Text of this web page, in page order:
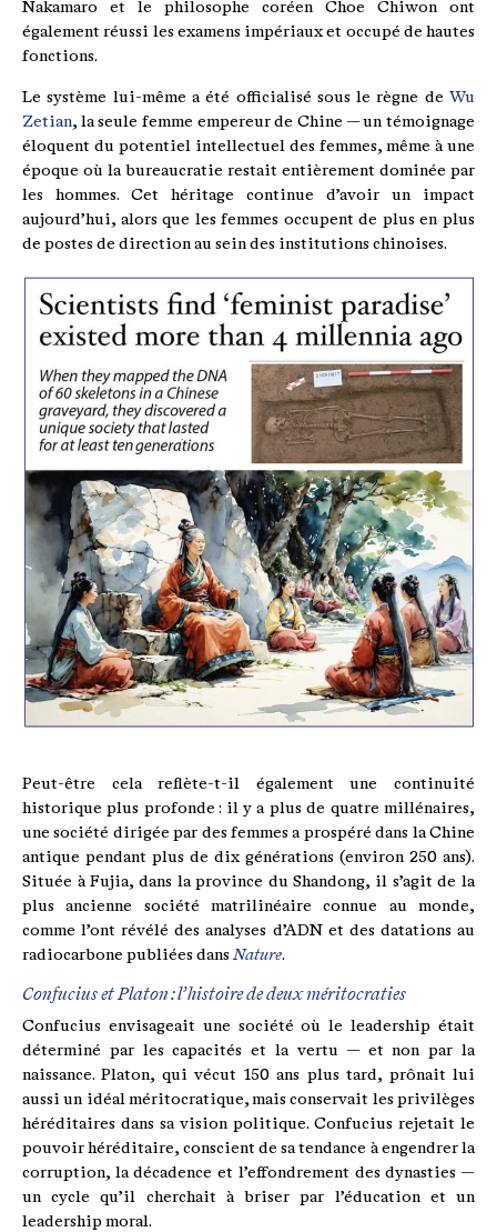
Nakamaro et le philosophe coréen Choe Chiwon ont
également réussi les examens impériaux et occupé de hautes
fonctions.
Le système lui-même a été officialisé sous le règne de Wu
Zetian, la seule femme empereur de Chine — un témoignage
éloquent du potentiel intellectuel des femmes, même à une
époque où la bureaucratie restait entièrement dominée par
les hommes. Cet héritage continue d’avoir un impact
aujourd’hui, alors que les femmes occupent de plus en plus
de postes de direction au sein des institutions chinoises.
Peut-être cela reflète-t-il également une continuité
historique plus profonde : il y a plus de quatre millénaires,
une société dirigée par des femmes a prospéré dans la Chine
antique pendant plus de dix générations (environ 250 ans).
Située à Fujia, dans la province du Shandong, il s’agit de la
plus ancienne société matrilinéaire connue au monde,
comme l’ont révélé des analyses d’ADN et des datations au
radiocarbone publiées dansNature.
Confucius et Platon : l’histoire de deux méritocraties
Confucius envisageait une société où le leadership était
déterminé par les capacités et la vertu — et non par la
naissance. Platon, qui vécut 150 ans plus tard, prônait lui
aussi un idéal méritocratique, mais conservait les privilèges
héréditaires dans sa vision politique. Confucius rejetait le
pouvoir héréditaire, conscient de sa tendance à engendrer la
corruption, la décadence et l’effondrement des dynasties —
un cycle qu’il cherchait à briser par l’éducation et un
leadership moral.